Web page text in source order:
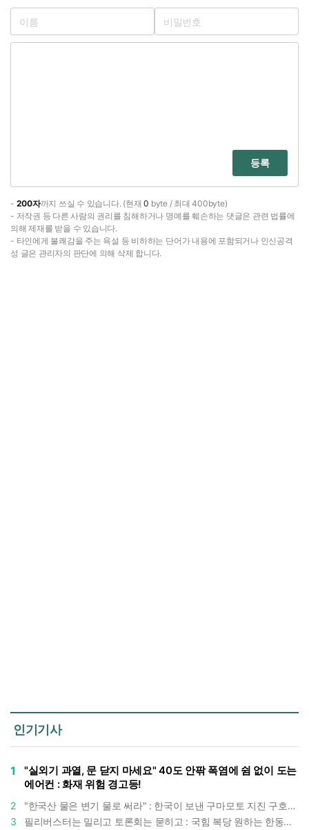
등록
- 200자까지 쓰실 수 있습니다. (현재0 byte / 최대 400byte)
- 저작권 등 다른 사람의 권리를 침해하거나 명예를 훼손하는 댓글은 관련 법률에
의해 제재를 받을 수 있습니다.
- 타인에게 불쾌감을 주는 욕설 등 비하하는 단어가 내용에 포함되거나 인신공격
성 글은 관리자의 판단에 의해 삭제 합니다.
인기기사
1
"실외기 과열, 문 닫지 마세요" 40도 안팎 폭염에 쉼 없이 도는
에어컨 : 화재 위험 경고등!
2
"한국산 물은 변기 물로 써라" : 한국이 보낸 구마모토 지진 구호품에 한 일본인의 '어처구니 없는' 반응
3
필리버스터는 밀리고 토론회는 묻히고 : 국힘 복당 원하는 한동훈, '검사 정치'의 한계만 드러내나